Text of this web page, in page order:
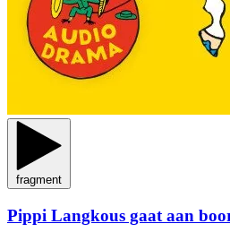
fragment
Pippi Langkous gaat aan